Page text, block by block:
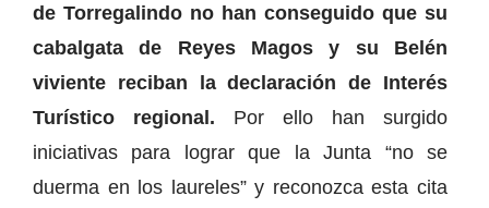
de Torregalindo no han conseguido que su
cabalgata de Reyes Magos y su Belén
viviente reciban la declaración de Interés
Turístico regional. Por ello han surgido
iniciativas para lograr que la Junta “no se
duerma en los laureles” y reconozca esta cita